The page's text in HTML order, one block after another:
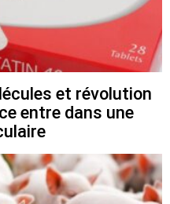
et révolution
entre dans une